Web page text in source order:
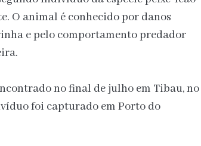
O animal é conhecido por danos
e pelo comportamento predador
no final de julho em Tibau, no
foi capturado em Porto do